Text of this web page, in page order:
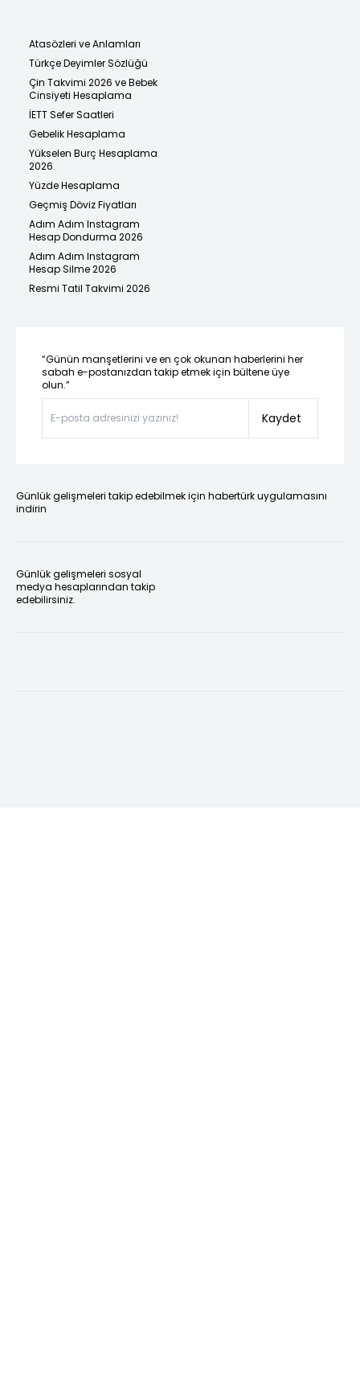
Atasözleri ve Anlamları
Türkçe Deyimler Sözlüğü
Çin Takvimi 2026 ve Bebek
Cinsiyeti Hesaplama
İETT Sefer Saatleri
Gebelik Hesaplama
Yükselen Burç Hesaplama
2026
Yüzde Hesaplama
Geçmiş Döviz Fiyatları
Adım Adım Instagram
Hesap Dondurma 2026
Adım Adım Instagram
Hesap Silme 2026
Resmi Tatil Takvimi 2026
“Günün manşetlerini ve en çok okunan haberlerini her
sabah e-postanızdan takip etmek için bültene üye
olun.”
Kaydet
Günlük gelişmeleri takip edebilmek için habertürk uygulamasını
indirin
Günlük gelişmeleri sosyal
medya hesaplarından takip
edebilirsiniz.